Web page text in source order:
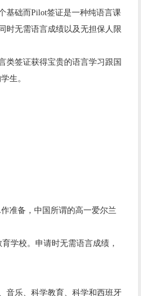
基础而Pilot签证是一种纯语言课
时无需语言成绩以及无担保人限
签证获得宝贵的语言学习跟国
生。
作准备，中国所谓的高一爱尔兰
学校。申请时无需语言成绩，
乐、科学教育、科学和西班牙